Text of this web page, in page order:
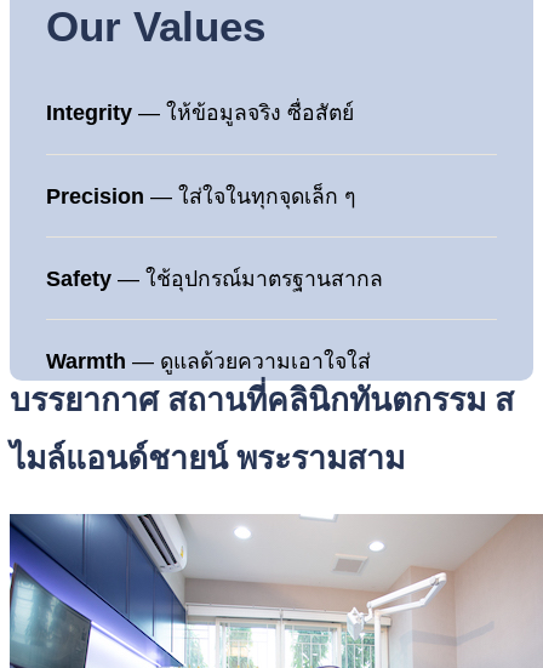
Our Values
Integrity — ให้ข้อมูลจริง ซื่อสัตย์
Precision — ใส่ใจในทุกจุดเล็ก ๆ
Safety — ใช้อุปกรณ์มาตรฐานสากล
Warmth — ดูแลด้วยความเอาใจใส่
บรรยากาศ สถานที่คลินิกทันตกรรม ส
ไมล์แอนด์ชายน์ พระรามสาม